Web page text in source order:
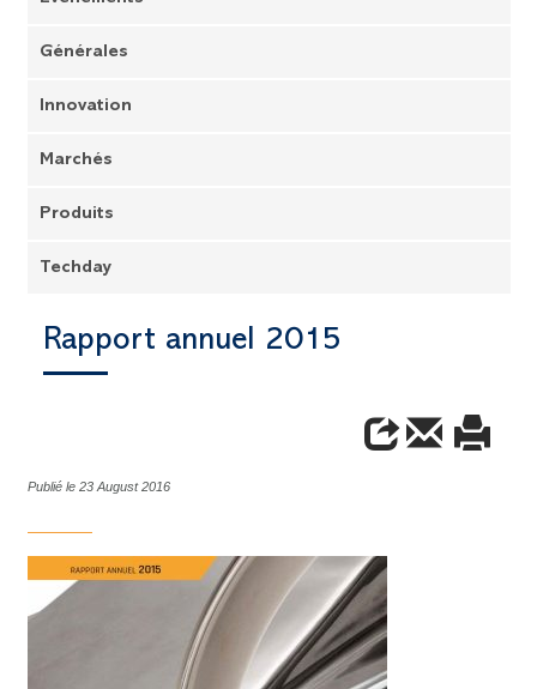
Générales
Innovation
Marchés
Produits
Techday
Rapport annuel 2015
Publié le 23 August 2016